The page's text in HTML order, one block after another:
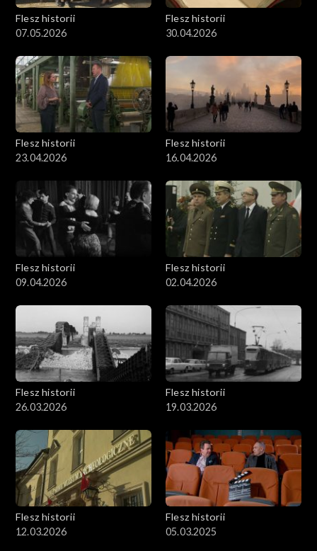
Flesz historii
07.05.2026
Flesz historii
30.04.2026
Flesz historii
23.04.2026
Flesz historii
16.04.2026
Flesz historii
09.04.2026
Flesz historii
02.04.2026
Flesz historii
26.03.2026
Flesz historii
19.03.2026
Flesz historii
12.03.2026
Flesz historii
05.03.2025